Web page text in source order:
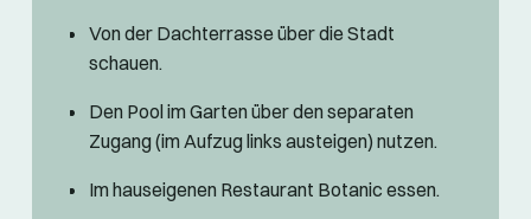
Von der Dachterrasse über die Stadt
schauen.
Den Pool im Garten über den separaten
Zugang (im Aufzug links austeigen) nutzen.
Im hauseigenen Restaurant Botanic essen.